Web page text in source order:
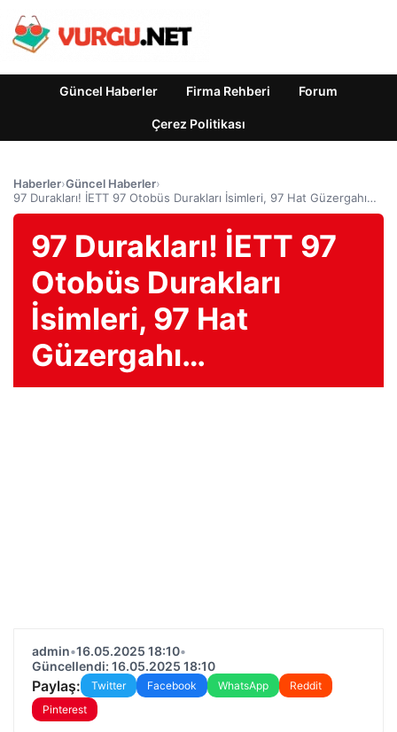
Güncel Haberler Firma Rehberi Forum
Çerez Politikası
Haberler›Güncel Haberler›
97 Durakları! İETT 97 Otobüs Durakları İsimleri, 97 Hat Güzergahı…
97 Durakları! İETT 97
Otobüs Durakları
İsimleri, 97 Hat
Güzergahı…
admin•16.05.2025 18:10•
Güncellendi: 16.05.2025 18:10
Paylaş: Twitter Facebook WhatsApp
Reddit
Pinterest